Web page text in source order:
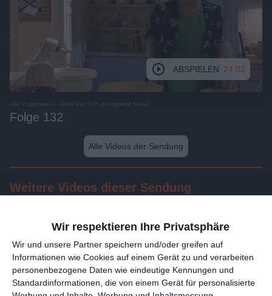
Wir respektieren Ihre Privatsphäre
Wir und unsere 1538 Partner speichern und/oder greifen auf
Informationen wie Cookies auf einem Gerät zu und verarbeiten
personenbezogene Daten wie eindeutige Kennungen und
Standardinformationen, die von einem Gerät für personalisierte
ABSPIELEN 24:03
Alle Zusammen - Jeder Für Sich (Komplette Serie)
Folge 132
Alle Videos der Sendung
Weitere Videos dieser Sendung